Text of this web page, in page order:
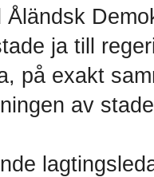
Åländsk
ja till
på exakt
av